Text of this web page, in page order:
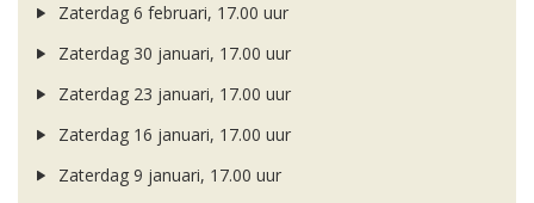
Zaterdag 6 februari, 17.00 uur
Zaterdag 30 januari, 17.00 uur
Zaterdag 23 januari, 17.00 uur
Zaterdag 16 januari, 17.00 uur
Zaterdag 9 januari, 17.00 uur